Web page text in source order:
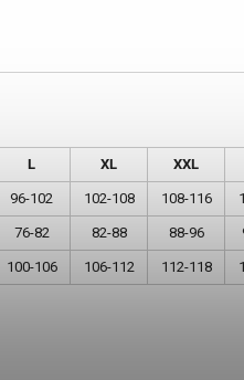
L XL XXL
96-102 102-108 108-116
76-82 82-88 88-96
100-106 106-112 112-118